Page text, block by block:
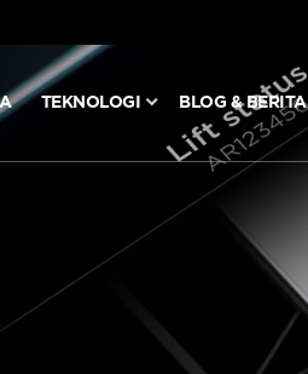
TEKNOLOGI BLOG & BERITA